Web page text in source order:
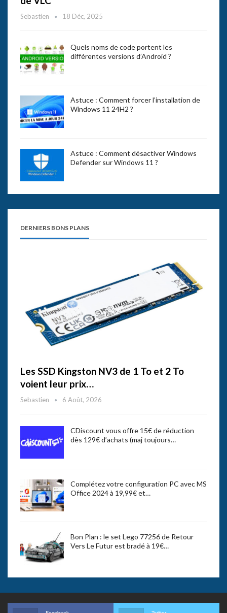
Sebastien 18 Déc, 2025
Quels noms de code portent les
différentes versions d’Android ?
Astuce : Comment forcer l’installation de
Windows 11 24H2 ?
Astuce : Comment désactiver Windows
Defender sur Windows 11 ?
DERNIERS BONS PLANS
Les SSD Kingston NV3 de 1 To et 2 To
voient leur prix…
Sebastien 6 Août, 2026
CDiscount vous offre 15€ de réduction
dès 129€ d’achats (maj toujours…
Complétez votre configuration PC avec MS
Office 2024 à 19,99€ et…
Bon Plan : le set Lego 77256 de Retour
Vers Le Futur est bradé à 19€…